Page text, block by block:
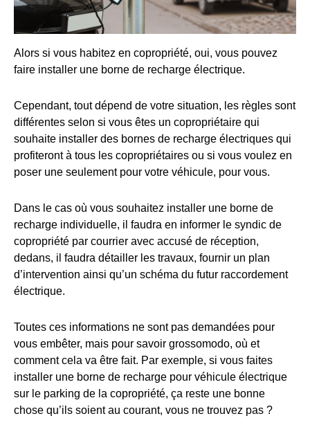
Alors si vous habitez en copropriété, oui, vous pouvez
faire installer une borne de recharge électrique.
Cependant, tout dépend de votre situation, les règles sont
différentes selon si vous êtes un copropriétaire qui
souhaite installer des bornes de recharge électriques qui
profiteront à tous les copropriétaires ou si vous voulez en
poser une seulement pour votre véhicule, pour vous.
Dans le cas où vous souhaitez installer une borne de
recharge individuelle, il faudra en informer le syndic de
copropriété par courrier avec accusé de réception,
dedans, il faudra détailler les travaux, fournir un plan
d’intervention ainsi qu’un schéma du futur raccordement
électrique.
Toutes ces informations ne sont pas demandées pour
vous embêter, mais pour savoir grossomodo, où et
comment cela va être fait. Par exemple, si vous faites
installer une borne de recharge pour véhicule électrique
sur le parking de la copropriété, ça reste une bonne
chose qu’ils soient au courant, vous ne trouvez pas ?